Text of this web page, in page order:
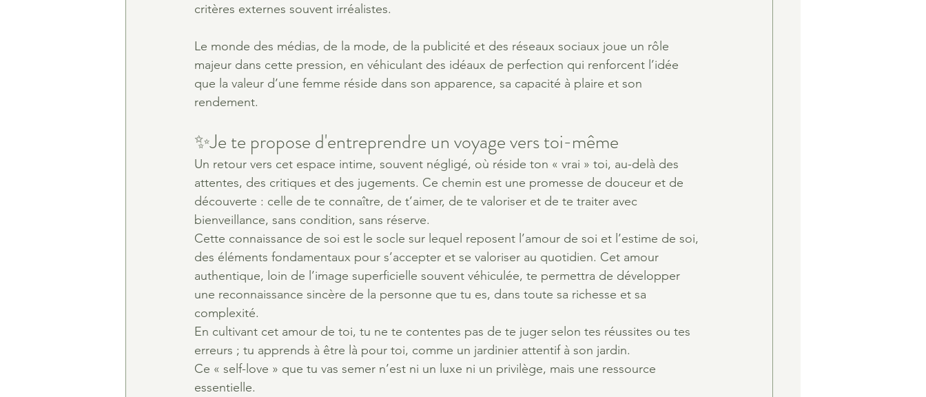
critères externes souvent irréalistes.
Le monde des médias, de la mode, de la publicité et des réseaux sociaux joue un rôle
majeur dans cette pression, en véhiculant des idéaux de perfection qui renforcent l’idée
que la valeur d’une femme réside dans son apparence, sa capacité à plaire et son
rendement.
✨Je te propose d'entreprendre un voyage vers toi-même
Un retour vers cet espace intime, souvent négligé, où réside ton « vrai » toi, au-delà des
attentes, des critiques et des jugements. Ce chemin est une promesse de douceur et de
découverte : celle de te connaître, de t’aimer, de te valoriser et de te traiter avec
bienveillance, sans condition, sans réserve.
Cette connaissance de soi est le socle sur lequel reposent l’amour de soi et l’estime de soi,
des éléments fondamentaux pour s’accepter et se valoriser au quotidien. Cet amour
authentique, loin de l’image superficielle souvent véhiculée, te permettra de développer
une reconnaissance sincère de la personne que tu es, dans toute sa richesse et sa
complexité.
En cultivant cet amour de toi, tu ne te contentes pas de te juger selon tes réussites ou tes
erreurs ; tu apprends à être là pour toi, comme un jardinier attentif à son jardin.
Ce « self-love » que tu vas semer n’est ni un luxe ni un privilège, mais une ressource
essentielle.